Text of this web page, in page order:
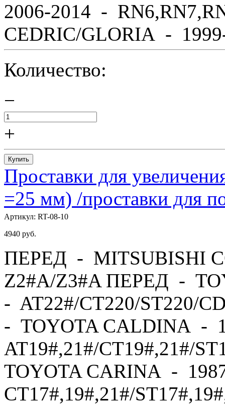
2006-2014 -
CEDRIC/GLORIA -
Количество:
−
+
Купить
Проставки для
=25 мм) /проставки для
Артикул: RT-08-10
4940 руб.
ПЕРЕД - MITSUBISHI
Z2#A/Z3#A ПЕРЕД -
- AT22#/CT220/ST220/
- TOYOTA CALDINA -
AT19#,21#/CT19#,21#/
TOYOTA CARINA -
CT17#,19#,21#/